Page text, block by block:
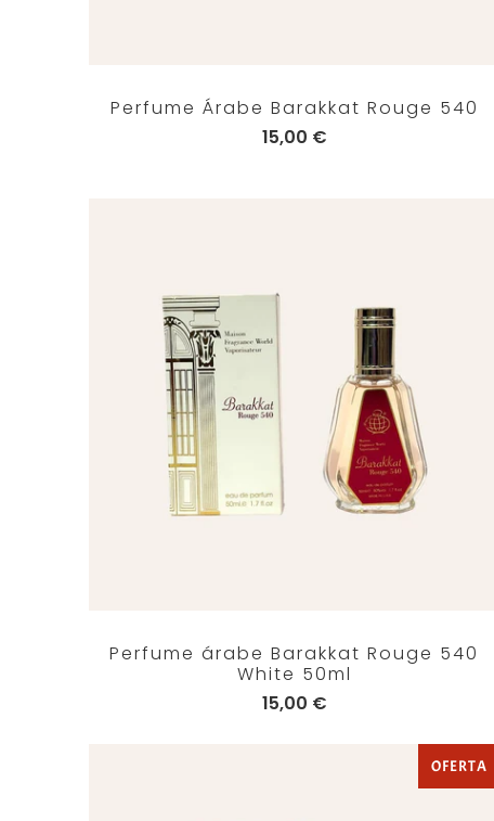
Perfume Árabe Barakkat Rouge 540
15,00 €
Perfume árabe Barakkat Rouge 540
White 50ml
15,00 €
OFERTA